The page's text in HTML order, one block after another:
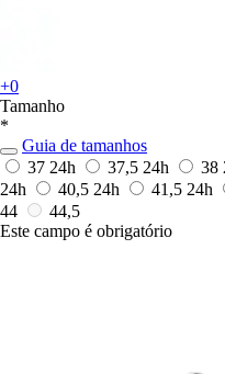
+0
Tamanho
*
Guia de tamanhos
37 24h 37,5 24h 38
24h
40,5 24h 41,5 24h
44
44,5
Este campo é obrigatório